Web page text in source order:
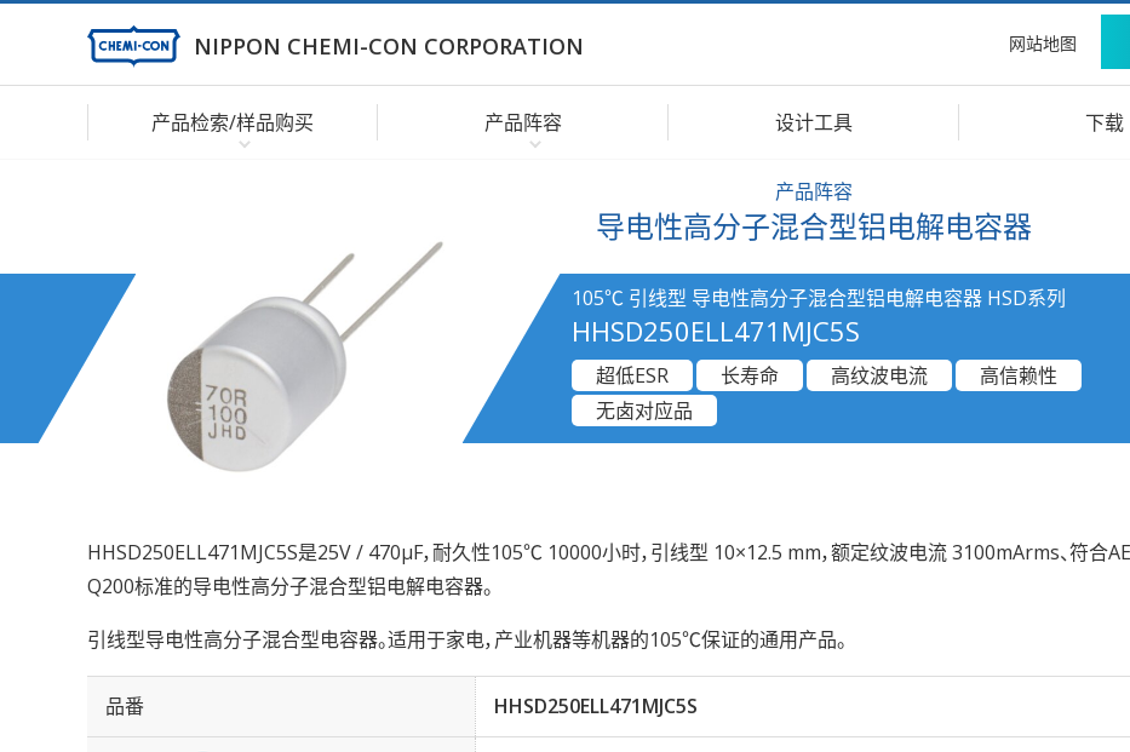
NIPPON CHEMI-CON CORPORATION 网站地图
产品检索/样品购买 产品阵容 设计工具 下载
产品阵容
导电性高分子混合型铝电解电容器
105℃ 引线型 导电性高分子混合型铝电解电容器 HSD系列
HHSD250ELL471MJC5S
超低ESR 长寿命 高纹波电流
高信赖性
无卤对应品
HHSD250ELL471MJC5S是25V / 470µF，耐久性105℃ 10000小时，引线型 10×12.5 mm，额定纹波电流 3100mArms、符合
Q200标准的导电性高分子混合型铝电解电容器。
引线型导电性高分子混合型电容器。适用于家电，产业机器等机器的105℃保证的通用产品。
品番 HHSD250ELL471MJC5S